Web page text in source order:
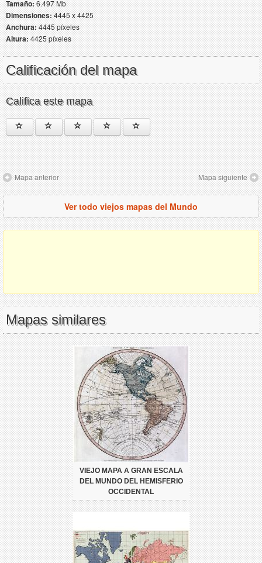
Tamaño:6.497 Mb
Dimensiones:4445 x 4425
Anchura:4445 píxeles
Altura:4425 píxeles
Calificación del mapa
Califica este mapa
Mapa anterior Mapa siguiente
Ver todo viejos mapas del Mundo
Mapas similares
VIEJO MAPA A GRAN ESCALA
DEL MUNDO DEL HEMISFERIO
OCCIDENTAL